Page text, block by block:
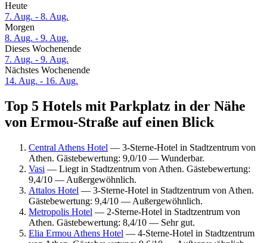
Heute
7. Aug. - 8. Aug.
Morgen
8. Aug. - 9. Aug.
Dieses Wochenende
7. Aug. - 9. Aug.
Nächstes Wochenende
14. Aug. - 16. Aug.
Top 5 Hotels mit Parkplatz in der Nähe
von Ermou-Straße auf einen Blick
Central Athens Hotel — 3-Sterne-Hotel in Stadtzentrum von
Athen. Gästebewertung: 9,0/10 — Wunderbar.
Vasi — Liegt in Stadtzentrum von Athen. Gästebewertung:
9,4/10 — Außergewöhnlich.
Attalos Hotel — 3-Sterne-Hotel in Stadtzentrum von Athen.
Gästebewertung: 9,4/10 — Außergewöhnlich.
Metropolis Hotel — 2-Sterne-Hotel in Stadtzentrum von
Athen. Gästebewertung: 8,4/10 — Sehr gut.
Elia Ermou Athens Hotel — 4-Sterne-Hotel in Stadtzentrum